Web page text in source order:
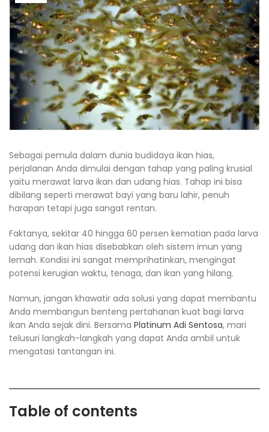
Sebagai pemula dalam dunia budidaya ikan hias,
perjalanan Anda dimulai dengan tahap yang paling krusial
yaitu merawat larva ikan dan udang hias. Tahap ini bisa
dibilang seperti merawat bayi yang baru lahir, penuh
harapan tetapi juga sangat rentan.
Faktanya, sekitar 40 hingga 60 persen kematian pada larva
udang dan ikan hias disebabkan oleh sistem imun yang
lemah. Kondisi ini sangat memprihatinkan, mengingat
potensi kerugian waktu, tenaga, dan ikan yang hilang.
Namun, jangan khawatir ada solusi yang dapat membantu
Anda membangun benteng pertahanan kuat bagi larva
ikan Anda sejak dini. Bersama Platinum Adi Sentosa, mari
telusuri langkah-langkah yang dapat Anda ambil untuk
mengatasi tantangan ini.
Table of contents